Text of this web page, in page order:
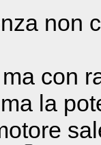
non
con
la